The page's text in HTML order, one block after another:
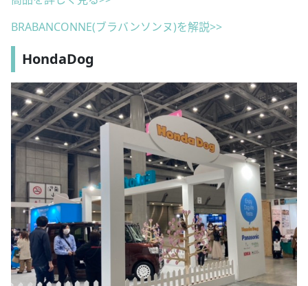
BRABANCONNE(ブラバンソンヌ)を解説>>
HondaDog